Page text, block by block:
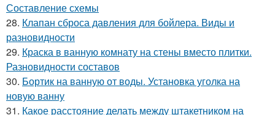
Составление схемы
28. Клапан сброса давления для бойлера. Виды и
разновидности
29. Краска в ванную комнату на стены вместо плитки.
Разновидности составов
30. Бортик на ванную от воды. Установка уголка на
новую ванну
31. Какое расстояние делать между штакетником на